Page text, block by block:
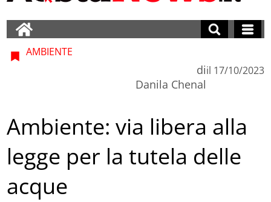
AMBIENTE
di
Danila Chenal
il 17/10/2023
Ambiente: via libera alla
legge per la tutela delle
acque